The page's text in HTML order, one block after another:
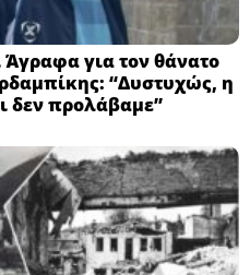
για τον θάνατο
“Δυστυχώς, η
δεν προλάβαμε”